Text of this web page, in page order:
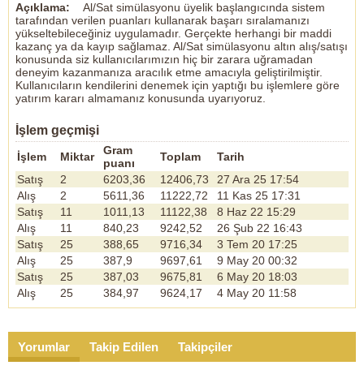
Açıklama:
Al/Sat simülasyonu üyelik başlangıcında sistem
tarafından verilen puanları kullanarak başarı sıralamanızı
yükseltebileceğiniz uygulamadır. Gerçekte herhangi bir maddi
kazanç ya da kayıp sağlamaz. Al/Sat simülasyonu altın alış/satışı
konusunda siz kullanıcılarımızın hiç bir zarara uğramadan
deneyim kazanmanıza aracılık etme amacıyla geliştirilmiştir.
Kullanıcıların kendilerini denemek için yaptığı bu işlemlere göre
yatırım kararı almamanız konusunda uyarıyoruz.
İşlem geçmişi
İşlem Miktar
Gram
puanı
Toplam
Tarih
Satış
2 6203,36 12406,73
27 Ara 25 17:54
Alış
2 5611,36 11222,72
11 Kas 25 17:31
Satış
11 1011,13 11122,38
8 Haz 22 15:29
Alış
11 840,23 9242,52
26 Şub 22 16:43
Satış
25 388,65 9716,34
3 Tem 20 17:25
Alış
25 387,9 9697,61
9 May 20 00:32
Satış
25 387,03 9675,81
6 May 20 18:03
Alış
25 384,97 9624,17 4 May 20 11:58
Yorumlar Takip Edilen Takipçiler